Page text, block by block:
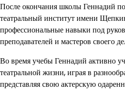
После окончания школы Геннадий
театральный институт имени
профессиональные навыки под
преподавателей и мастеров своего
Во время учебы Геннадий активно
театральной жизни, играя в
представляя свою актерскую